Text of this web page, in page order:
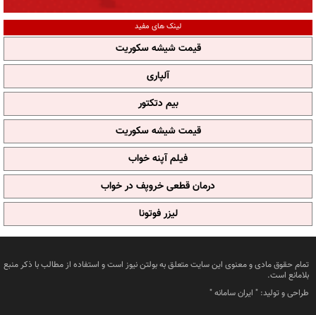
لینک های مفید
قیمت شیشه سکوریت
آلپاری
بیم دتکتور
قیمت شیشه سکوریت
فیلم آپنه خواب
درمان قطعی خروپف در خواب
لیزر فوتونا
تمام حقوق مادی و معنوی این سایت متعلق به بولتن نیوز است و استفاده از مطالب با ذکر منبع
بلامانع است.
طراحی و تولید: " ایران سامانه"